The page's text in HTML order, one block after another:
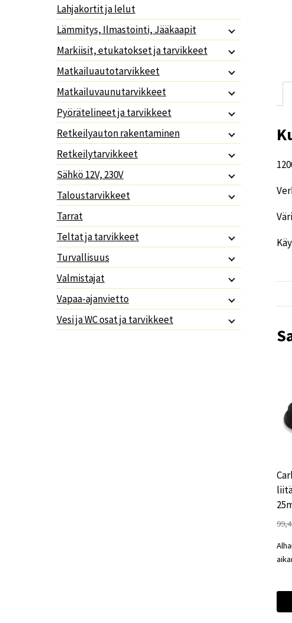
Lahjakortit ja lelut
Lämmitys, Ilmastointi, Jääkaapit
Markiisit, etukatokset ja tarvikkeet
Matkailuautotarvikkeet
Matkailuvaunutarvikkeet
Pyörätelineet ja tarvikkeet
Retkeilyauton rakentaminen
Retkeilytarvikkeet
Sähkö 12V, 230V
Taloustarvikkeet
Tarrat
Teltat ja tarvikkeet
Turvallisuus
Valmistajat
Vapaa-ajanvietto
Vesi ja WC osat ja tarvikkeet